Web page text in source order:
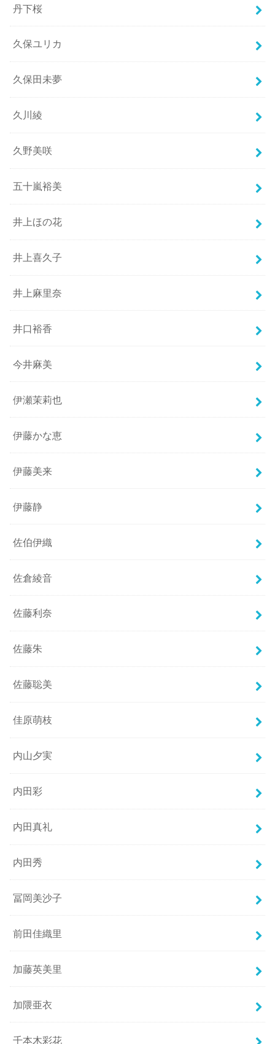
丹下桜
久保ユリカ
久保田未夢
久川綾
久野美咲
五十嵐裕美
井上ほの花
井上喜久子
井上麻里奈
井口裕香
今井麻美
伊瀬茉莉也
伊藤かな恵
伊藤美来
伊藤静
佐伯伊織
佐倉綾音
佐藤利奈
佐藤朱
佐藤聡美
佳原萌枝
内山夕実
内田彩
内田真礼
内田秀
冨岡美沙子
前田佳織里
加藤英美里
加隈亜衣
千本木彩花